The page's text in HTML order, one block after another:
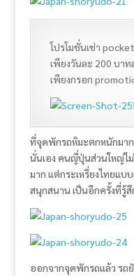
โปรโมชั่นเช่า
เพียงวันละ 200 บา
เพียงกรอก
ที่จุดพักรถหิมะตกหนักมา
นั่นเอง คนญี่ปุ่นส่วนใหญ่ไ
มาก แต่กระเหรี่ยงไทยแบ
สนุกสนาน เป็นอีกครั้งที่รู้สึ
ออกจากจุดพักรถแล้ว รถยั